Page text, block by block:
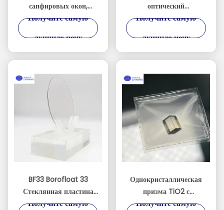
сапфировых окон,
изготовленные на заказ
Получите самую
лучшую цену
оптический
высокопрочный
Получите самую
лучшую цену
BF33 Borofloat 33
Стеклянная пластина
для полупроводниковых
Получите самую
Однокристаллическая
призма TiO2 с
полированной
Получите самую